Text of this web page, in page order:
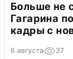
Больше не
Гагарина
кадры с
6 августа 37